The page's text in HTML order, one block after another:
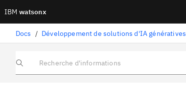
IBM watsonx
Docs / Développement de solutions d'IA génératives
Recherche d'informations